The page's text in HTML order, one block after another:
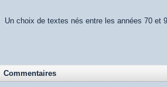
Un choix de textes nés entre les années 70 et
Commentaires